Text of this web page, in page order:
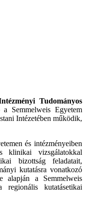
Tudományos
a Semmelweis Egyetem
Intézetében működik,
és intézményeiben
klinikai vizsgálatokkal
bizottság feladatait,
kutatásra vonatkozó
alapján a Semmelweis
kutatásetikai